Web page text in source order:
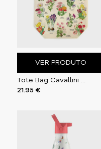
VER PRODUTO
21.95 €